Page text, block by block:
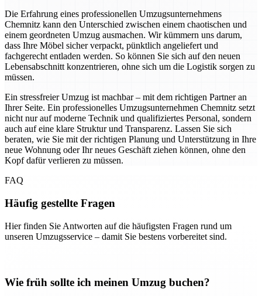
Die Erfahrung eines professionellen Umzugsunternehmens
Chemnitz kann den Unterschied zwischen einem chaotischen und
einem geordneten Umzug ausmachen. Wir kümmern uns darum,
dass Ihre Möbel sicher verpackt, pünktlich angeliefert und
fachgerecht entladen werden. So können Sie sich auf den neuen
Lebensabschnitt konzentrieren, ohne sich um die Logistik sorgen zu
müssen.
Ein stressfreier Umzug ist machbar – mit dem richtigen Partner an
Ihrer Seite. Ein professionelles Umzugsunternehmen Chemnitz setzt
nicht nur auf moderne Technik und qualifiziertes Personal, sondern
auch auf eine klare Struktur und Transparenz. Lassen Sie sich
beraten, wie Sie mit der richtigen Planung und Unterstützung in Ihre
neue Wohnung oder Ihr neues Geschäft ziehen können, ohne den
Kopf dafür verlieren zu müssen.
FAQ
Häufig gestellte Fragen
Hier finden Sie Antworten auf die häufigsten Fragen rund um
unseren Umzugsservice – damit Sie bestens vorbereitet sind.
Wie früh sollte ich meinen Umzug buchen?